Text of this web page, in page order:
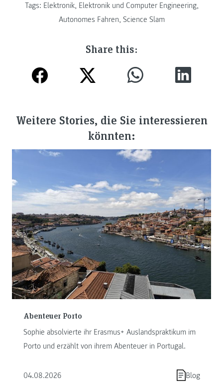
Tags: Elektronik, Elektronik und Computer Engineering,
Autonomes Fahren, Science Slam
Share this:
Weitere Stories, die Sie interessieren
könnten:
Abenteuer Porto
Sophie absolvierte ihr Erasmus+ Auslandspraktikum im
Porto und erzählt von ihrem Abenteuer in Portugal.
04.08.2026 Blog